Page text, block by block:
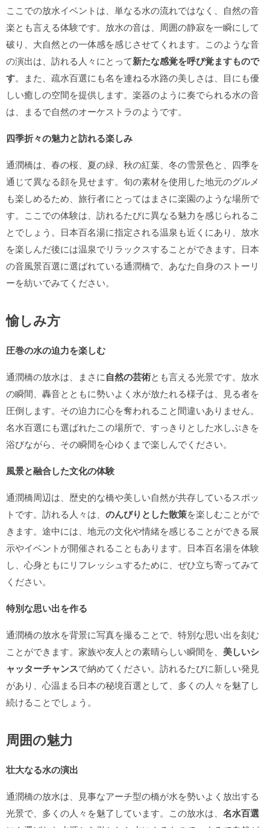
ここでの放水イベントは、単なる水の流れではなく、自然の音
楽とも言える体験です。放水の音は、周囲の静寂を一瞬にして
破り、大自然との一体感を感じさせてくれます。このような音
の演出は、訪れる人々にとって新たな感覚を呼び覚ますもので
す。また、疏水百選にも名を連ねる水路の美しさは、目にも優
しい癒しの空間を提供します。楽器のように奏でられる水の音
は、まるで自然のオーケストラのようです。
四季折々の魅力と訪れる楽しみ
通潤橋は、春の桜、夏の緑、秋の紅葉、冬の雪景色と、四季を
通じて異なる顔を見せます。旬の素材を使用した地元のグルメ
も楽しめるため、旅行者にとってはまさに楽園のような場所で
す。ここでの体験は、訪れるたびに異なる魅力を感じられるこ
とでしょう。日本百名湯に指定される温泉も近くにあり、放水
を楽しんだ後には温泉でリラックスすることができます。日本
の音風景百選に選ばれている通潤橋で、あなた自身のストーリ
ーを紡いでみてください。
愉しみ方
圧巻の水の迫力を楽しむ
通潤橋の放水は、まさに自然の芸術とも言える光景です。放水
の瞬間、轟音とともに勢いよく水が放たれる様子は、見る者を
圧倒します。その迫力に心を奪われること間違いありません。
名水百選にも選ばれたこの場所で、すっきりとした水しぶきを
浴びながら、その瞬間を心ゆくまで楽しんでください。
風景と融合した文化の体験
通潤橋周辺は、歴史的な橋や美しい自然が共存しているスポッ
トです。訪れる人々は、 のんびりとした散策を楽しむことがで
きます。途中には、地元の文化や情緒を感じることができる展
示やイベントが開催されることもあります。日本百名湯を体験
し、心身ともにリフレッシュするために、ぜひ立ち寄ってみて
ください。
特別な思い出を作る
通潤橋の放水を背景に写真を撮ることで、特別な思い出を刻む
ことができます。家族や友人との素晴らしい瞬間を、 美しいシ
ャッターチャンスで納めてください。訪れるたびに新しい発見
があり、心温まる日本の秘境百選として、多くの人々を魅了し
続けることでしょう。
周囲の魅力
壮大なる水の演出
通潤橋の放水は、見事なアーチ型の橋が水を勢いよく放出する
光景で、多くの人々を魅了しています。この放水は、 名水百選